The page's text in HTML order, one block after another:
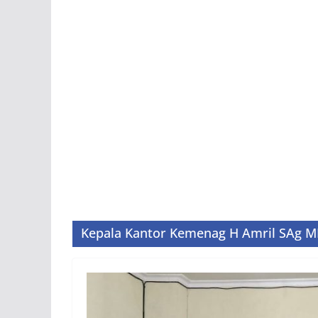
Kepala Kantor Kemenag H Amril SAg